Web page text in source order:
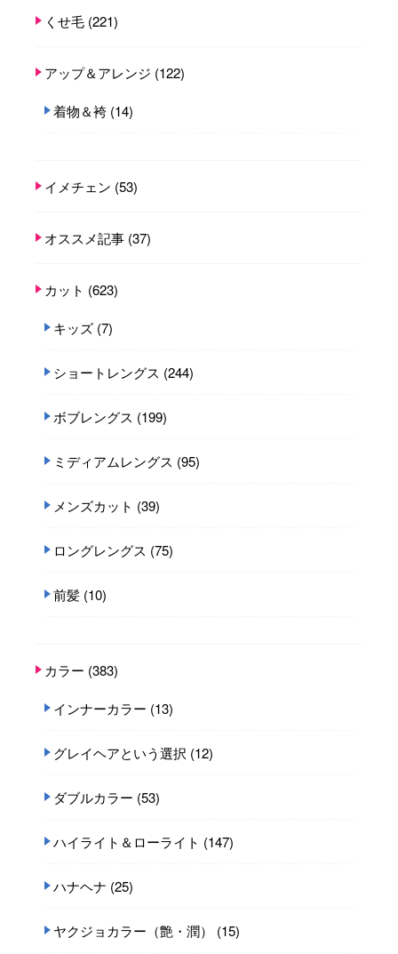
くせ毛 (221)
アップ＆アレンジ (122)
着物＆袴 (14)
イメチェン (53)
オススメ記事 (37)
カット (623)
キッズ (7)
ショートレングス (244)
ボブレングス (199)
ミディアムレングス (95)
メンズカット (39)
ロングレングス (75)
前髪 (10)
カラー (383)
インナーカラー (13)
グレイヘアという選択 (12)
ダブルカラー (53)
ハイライト＆ローライト (147)
ハナヘナ (25)
ヤクジョカラー（艶・潤） (15)